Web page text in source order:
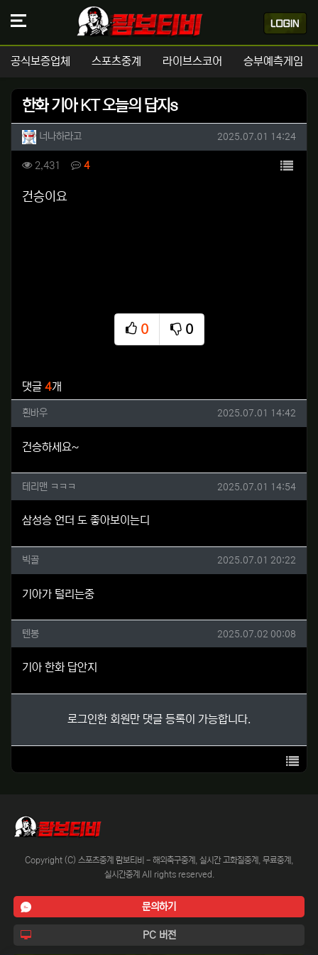
공식보증업체 스포츠중계 라이브스코어 승부예측게임
한화 기아 KT 오늘의 답지s
작성자 정보
너나하라고 작성일
2025.07.01 14:24
컨텐츠 정보
2,431 조회 4댓글 목록
본문
건승이요
0
추천
0
비추천
댓글 4개
흰바우님의 댓글
흰바우 작성일
2025.07.01 14:42
건승하세요~
테리맨 ㅋㅋㅋ님의 댓글
테리맨 ㅋㅋㅋ 작성일
2025.07.01 14:54
삼성승 언더 도 좋아보이는디
빅골님의 댓글
빅골 작성일
2025.07.01 20:22
기아가 털리는중
텐봉님의 댓글
텐봉 작성일
2025.07.02 00:08
기아 한화 답안지
로그인한 회원만 댓글 등록이 가능합니다.
목록
Copyright (C) 스포츠중계 람보티비 - 해외축구중계, 실시간 고화질중계, 무료중계,
실시간중계 All rights reserved.
문의하기
PC 버전